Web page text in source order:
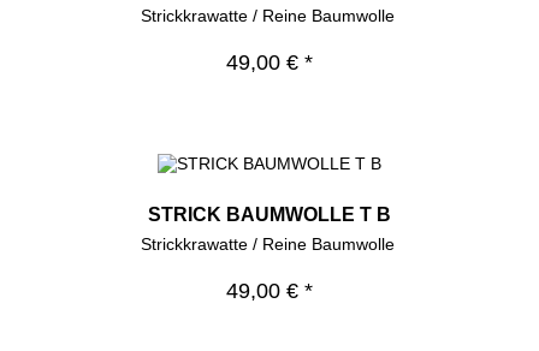
Strickkrawatte / Reine Baumwolle
49,00 € *
STRICK BAUMWOLLE T B
Strickkrawatte / Reine Baumwolle
49,00 € *